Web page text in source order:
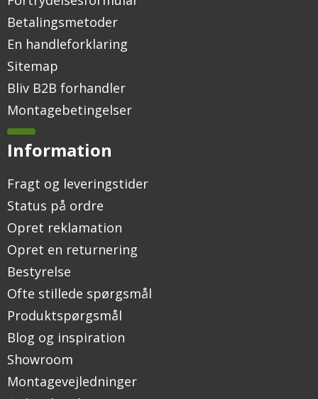
Betalingsmetoder
En handleforklaring
Sitemap
Bliv B2B forhandler
Montagebetingelser
Information
Fragt og leveringstider
Status på ordre
Opret reklamation
Opret en returnering
Bestyrelse
Ofte stillede spørgsmål
Produktspørgsmål
Blog og inspiration
Showroom
Montagevejledninger